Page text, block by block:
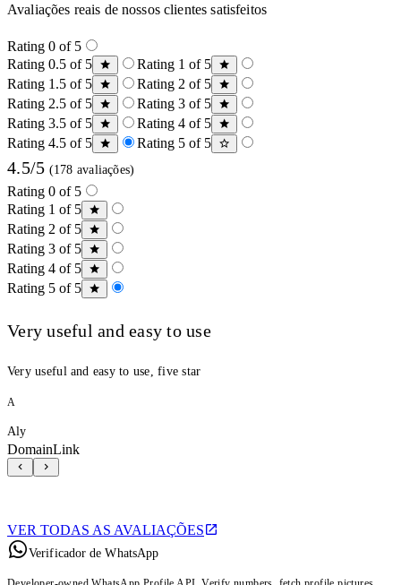
Avaliações reais de nossos clientes satisfeitos
Rating 0 of 5
Rating 0.5 of 5
Rating 1 of 5
Rating 1.5 of 5
Rating 2 of 5
Rating 2.5 of 5
Rating 3 of 5
Rating 3.5 of 5
Rating 4 of 5
Rating 4.5 of 5
Rating 5 of 5
4.5/5 (178 avaliações)
Rating 0 of 5
Rating 1 of 5
Rating 2 of 5
Rating 3 of 5
Rating 4 of 5
Rating 5 of 5
Very useful and easy to use
Very useful and easy to use, five star
A
Aly
DomainLink
VER TODAS AS AVALIAÇÕES
Verificador de WhatsApp